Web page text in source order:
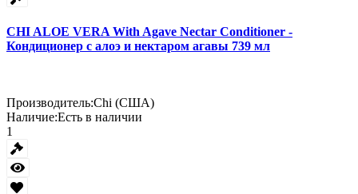
CHI ALOE VERA With Agave Nectar Conditioner -
Кондиционер с алоэ и нектаром агавы 739 мл
Производитель:Chi (США)
Наличие:Есть в наличии
1